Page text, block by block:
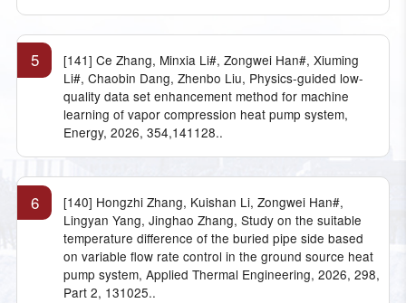
5
[141] Ce Zhang, Minxia Li#, Zongwei Han#, Xiuming
Li#, Chaobin Dang, Zhenbo Liu, Physics-guided low-
quality data set enhancement method for machine
learning of vapor compression heat pump system,
Energy, 2026, 354,141128..
6
[140] Hongzhi Zhang, Kuishan Li, Zongwei Han#,
Lingyan Yang, Jinghao Zhang, Study on the suitable
temperature difference of the buried pipe side based
on variable flow rate control in the ground source heat
pump system, Applied Thermal Engineering, 2026, 298,
Part 2, 131025..